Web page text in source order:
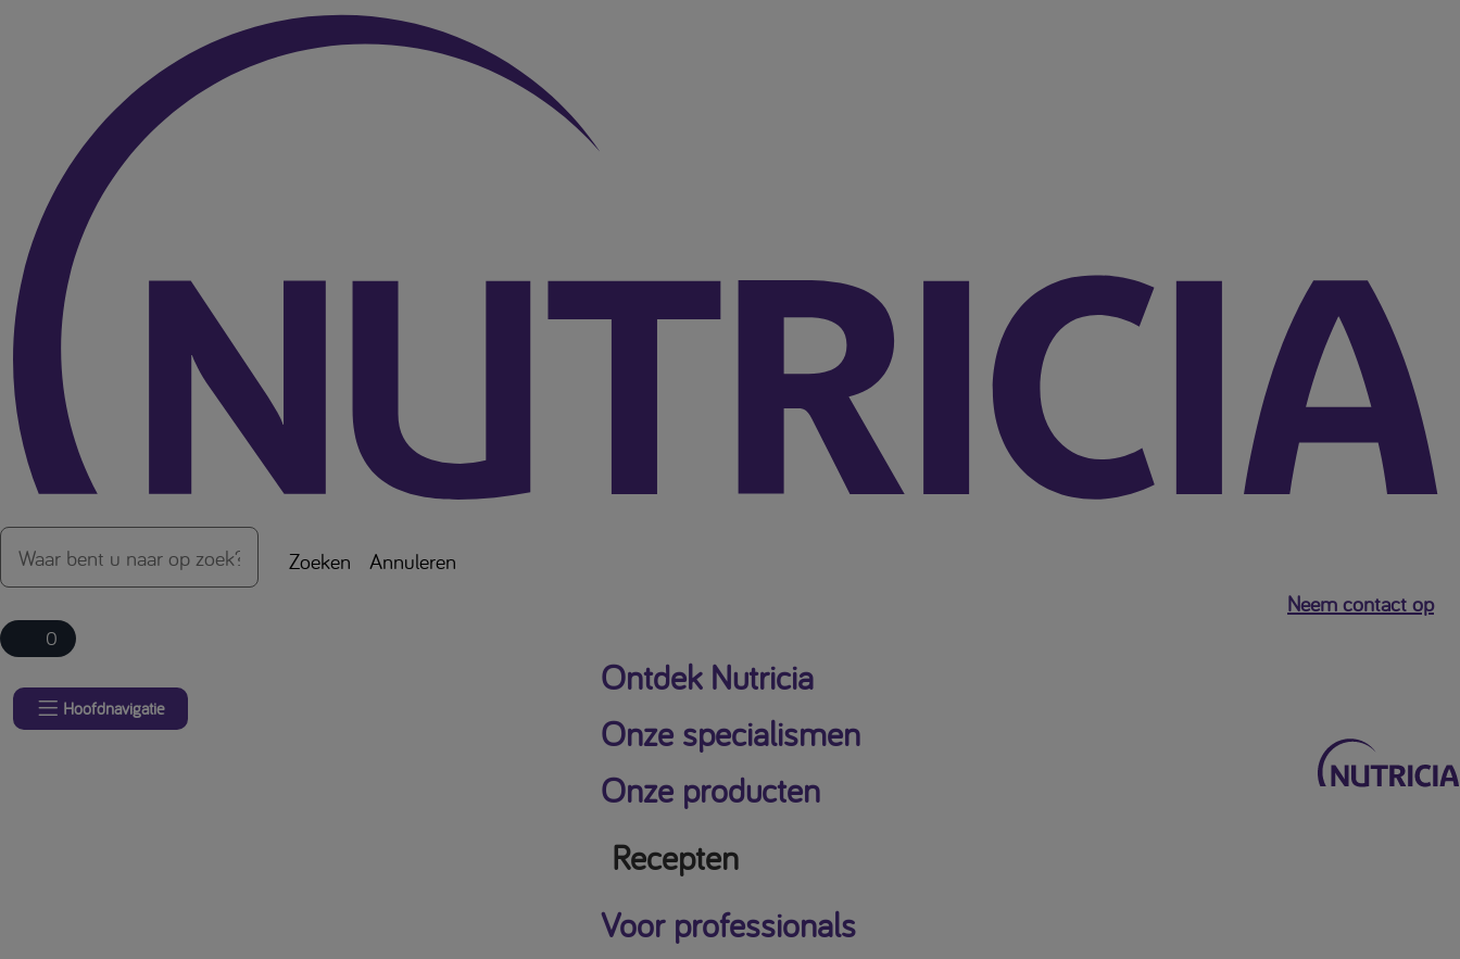
Over de inhoud van de pagina
Zoeken
Annuleren
Neem contact op
0
Hoofdnavigatie
Ontdek Nutricia
Onze specialismen
Onze producten
Recepten
Voor professionals